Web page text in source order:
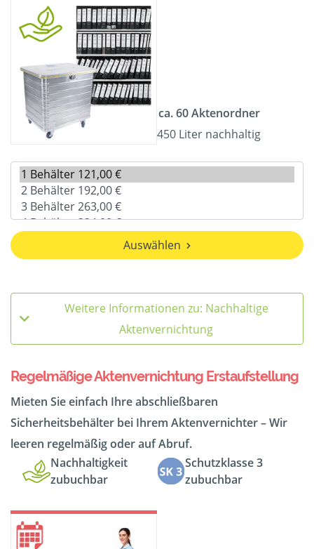
ca. 60 Aktenordner
450 Liter nachhaltig
Auswählen
Weitere Informationen zu: Nachhaltige
Aktenvernichtung
Regelmäßige Aktenvernichtung Erstaufstellung
Mieten Sie einfach Ihre abschließbaren
Sicherheitsbehälter bei Ihrem Aktenvernichter – Wir
leeren regelmäßig oder auf Abruf.
Nachhaltigkeit
zubuchbar
Schutzklasse 3
zubuchbar